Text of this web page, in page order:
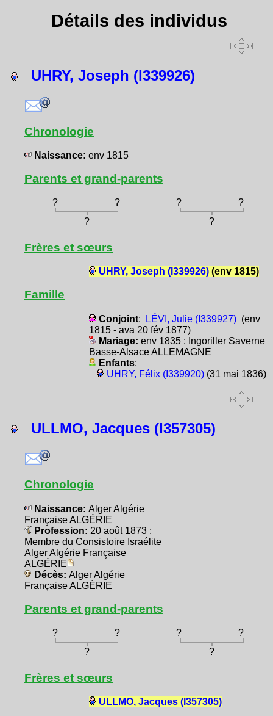
Détails des individus
UHRY, Joseph (I339926)
Chronologie
Naissance: env 1815
Parents et grand-parents
? ? ?
?
?
?
Frères et sœurs
UHRY, Joseph (I339926)(env 1815)
Famille
Conjoint: LÉVI, Julie (I339927)(env
1815 - ava 20 fév 1877)
Mariage: env 1835 : Ingoriller Saverne
Basse-Alsace ALLEMAGNE
Enfants:
UHRY, Félix (I339920)(31 mai 1836)
ULLMO, Jacques (I357305)
Chronologie
Naissance: Alger Algérie
Française ALGÉRIE
Profession: 20 août 1873 :
Membre du Consistoire Israélite
Alger Algérie Française
ALGÉRIE
Décès: Alger Algérie
Française ALGÉRIE
Parents et grand-parents
? ? ?
?
?
?
Frères et sœurs
ULLMO, Jacques (I357305)